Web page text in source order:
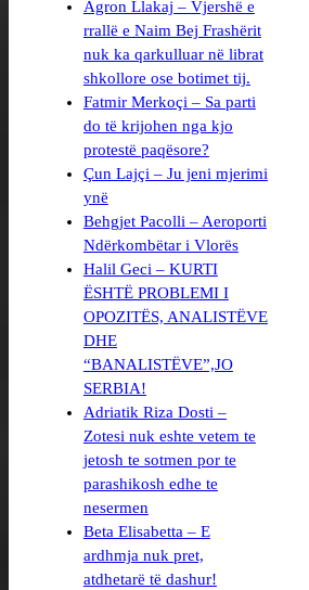
Agron Llakaj – Vjershë e
rrallë e Naim Bej Frashërit
nuk ka qarkulluar në librat
shkollore ose botimet tij.
Fatmir Merkoçi – Sa parti
do të krijohen nga kjo
protestë paqësore?
Çun Lajçi – Ju jeni mjerimi
ynë
Behgjet Pacolli – Aeroporti
Ndërkombëtar i Vlorës
Halil Geci – KURTI
ËSHTË PROBLEMI I
OPOZITËS, ANALISTËVE
DHE
“BANALISTËVE”,JO
SERBIA!
Adriatik Riza Dosti –
Zotesi nuk eshte vetem te
jetosh te sotmen por te
parashikosh edhe te
nesermen
Beta Elisabetta – E
ardhmja nuk pret,
atdhetarë të dashur!